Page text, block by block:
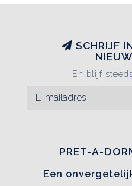
SCHRIJF
En blijf
PRET-A-
Een